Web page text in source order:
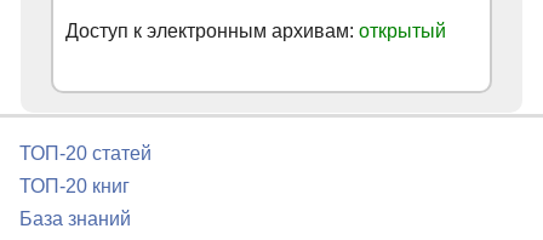
Доступ к электронным архивам: открытый
ТОП-20 статей
ТОП-20 книг
База знаний